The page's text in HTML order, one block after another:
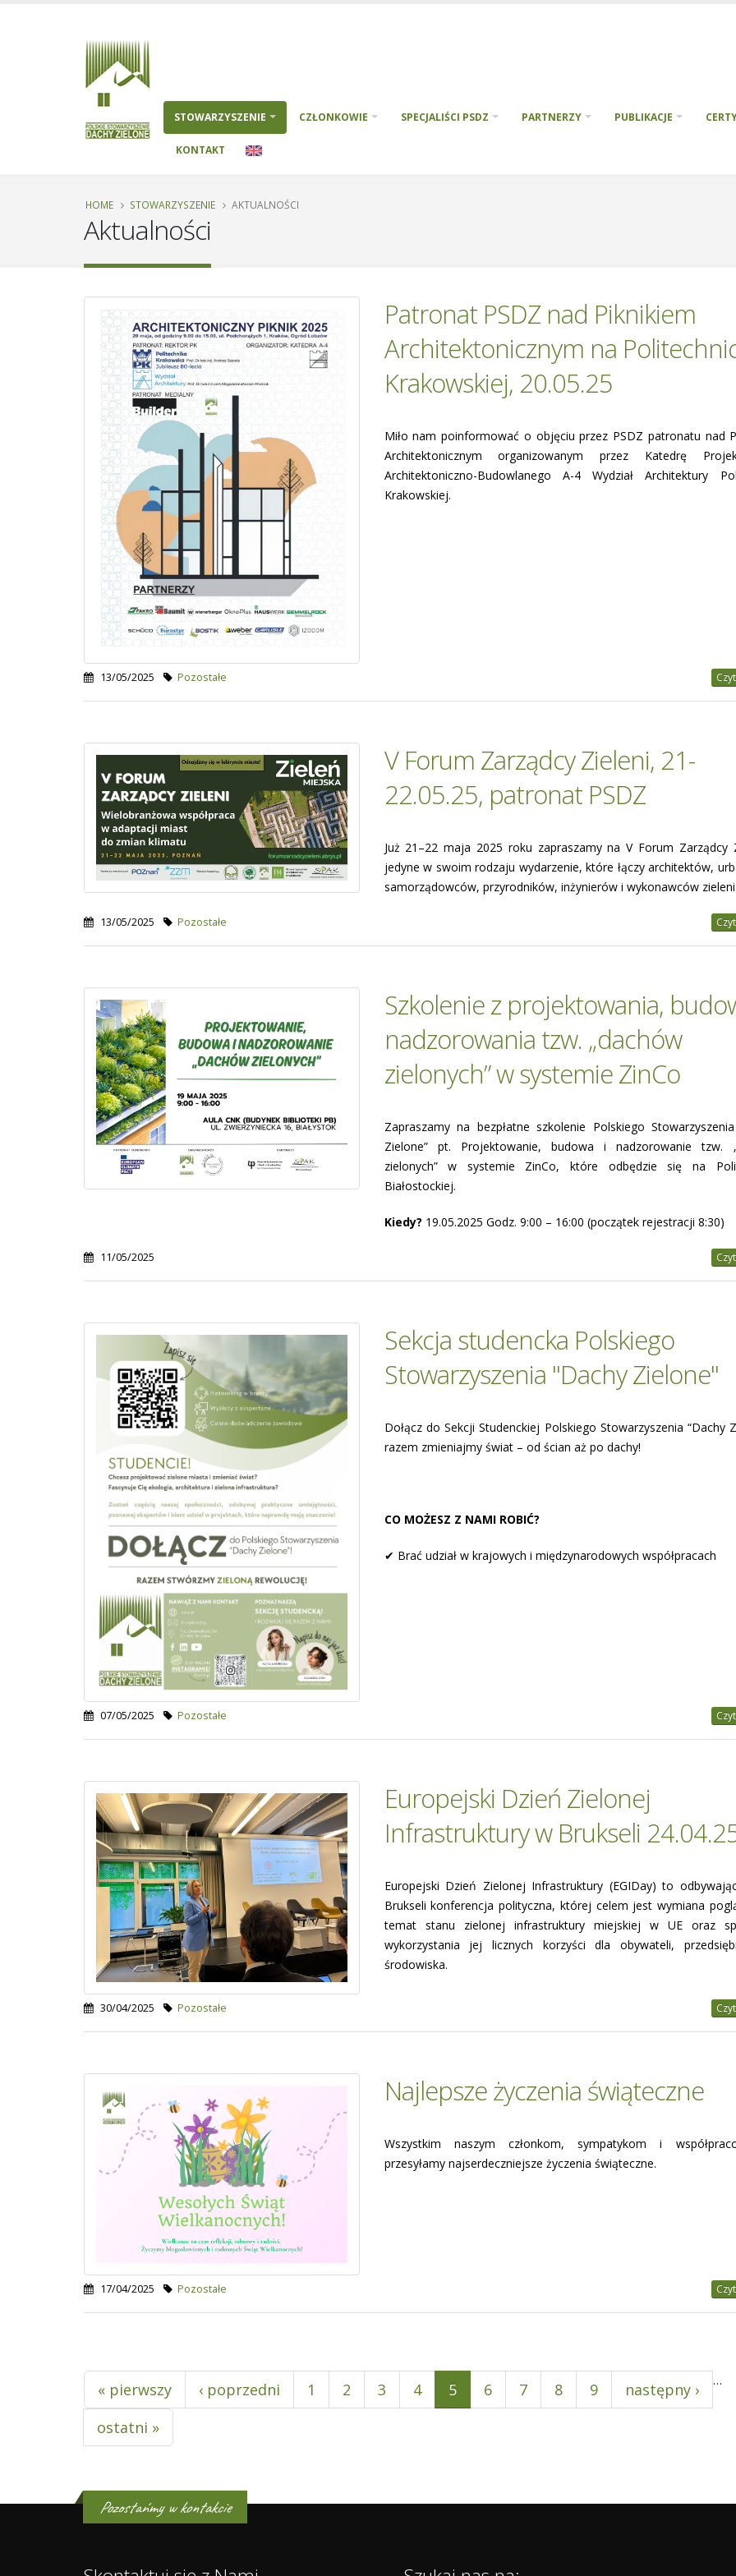
STOWARZYSZENIE CZŁONKOWIE SPECJALIŚCI PSDZ PARTNERZY PUBLIKACJE
KONTAKT
HOME STOWARZYSZENIE AKTUALNOŚCI
Aktualności
Patronat PSDZ nad Piknikiem
Architektonicznym na
Krakowskiej, 20.05.25
Miło nam poinformować o objęciu przez PSDZ patronatu nad
Architektonicznym organizowanym przez Katedrę
Architektoniczno-Budowlanego A-4 Wydział Architektury
Krakowskiej.
13/05/2025 Pozostałe
V Forum Zarządcy Zieleni, 21-
22.05.25, patronat PSDZ
Już 21–22 maja 2025 roku zapraszamy na V Forum Zarządcy
jedyne w swoim rodzaju wydarzenie, które łączy architektów,
samorządowców, przyrodników, inżynierów i wykonawców zieleni.
13/05/2025 Pozostałe
Szkolenie z projektowania,
nadzorowania tzw. „dachów
zielonych” w systemie ZinCo
Zapraszamy na bezpłatne szkolenie Polskiego
Zielone” pt. Projektowanie, budowa i nadzorowanie tzw.
zielonych” w systemie ZinCo, które odbędzie się na
Białostockiej.
Kiedy? 19.05.2025 Godz. 9:00 – 16:00 (początek rejestracji 8:30)
11/05/2025
Sekcja studencka Polskiego
Stowarzyszenia "Dachy Zielone"
Dołącz do Sekcji Studenckiej Polskiego Stowarzyszenia “Dachy
razem zmieniajmy świat – od ścian aż po dachy!
CO MOŻESZ Z NAMI ROBIĆ?
✔ Brać udział w krajowych i międzynarodowych współpracach
07/05/2025 Pozostałe
Europejski Dzień Zielonej
Infrastruktury w Brukseli
Europejski Dzień Zielonej Infrastruktury (EGIDay) to
Brukseli konferencja polityczna, której celem jest wymiana
temat stanu zielonej infrastruktury miejskiej w UE oraz
wykorzystania jej licznych korzyści dla obywateli,
środowiska.
30/04/2025 Pozostałe
Najlepsze życzenia świąteczne
Wszystkim naszym członkom, sympatykom i
przesyłamy najserdeczniejsze życzenia świąteczne.
17/04/2025 Pozostałe
Pages
« pierwszy ‹ poprzedni 1 2 3 4 5 6 7 8 9 …
następny ›
ostatni »
Pozostańmy w kontakcie